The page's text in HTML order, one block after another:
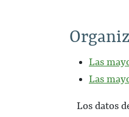
Las
Las
Los datos